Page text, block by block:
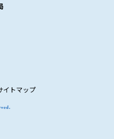
イトマップ